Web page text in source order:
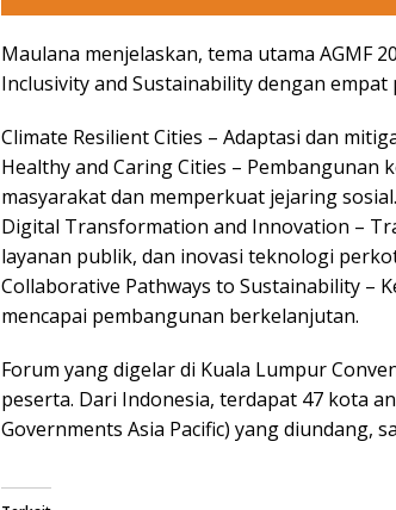
Maulana menjelaskan, tema utama AGMF
Inclusivity and Sustainability dengan empat
Climate Resilient Cities – Adaptasi dan
Healthy and Caring Cities –
masyarakat dan memperkuat jejaring sosial.
Digital Transformation and Innovation –
layanan publik, dan inovasi teknologi
Collaborative Pathways to Sustainability –
mencapai pembangunan berkelanjutan.
Forum yang digelar di Kuala Lumpur
peserta. Dari Indonesia, terdapat 47 kota
Governments Asia Pacific) yang diundang,